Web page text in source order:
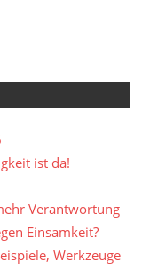
ist da!
Verantwortung
Einsamkeit?
Werkzeuge